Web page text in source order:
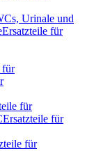
Urinale und
Ersatzteile für
für
für
Ersatzteile für
für